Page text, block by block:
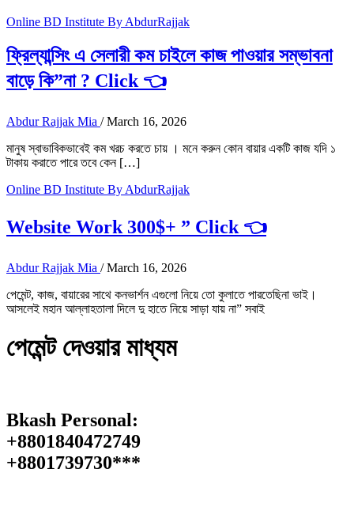
Online BD Institute By AbdurRajjak
ফ্রিল্যান্সিং এ সেলারী কম চাইলে কাজ পাওয়ার সম্ভাবনা
বাড়ে কি”না ? Click 👈
Abdur Rajjak Mia /March 16, 2026
মানুষ স্বাভাবিকভাবেই কম খরচ করতে চায় । মনে করুন কোন বায়ার একটি কাজ যদি ১
টাকায় করাতে পারে তবে কেন […]
Online BD Institute By AbdurRajjak
Website Work 300$+ ” Click 👈
Abdur Rajjak Mia /March 16, 2026
পেমেন্ট, কাজ, বায়ারের সাথে কনভার্শন এগুলো নিয়ে তো কুলাতে পারতেছিনা ভাই।
আসলেই মহান আল্লাহতালা দিলে দু হাতে নিয়ে সাড়া যায় না” সবাই
পেমেন্ট দেওয়ার মাধ্যম
Bkash Personal:
+8801840472749
+8801739730***